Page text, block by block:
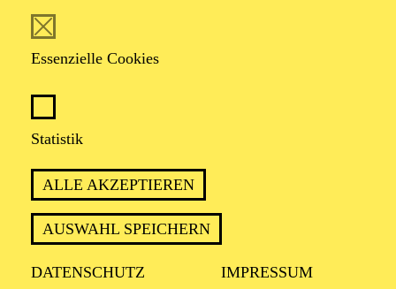
Essenzielle Cookies
Statistik
ALLE AKZEPTIEREN
AUSWAHL SPEICHERN
DATENSCHUTZ IMPRESSUM
EINE GESCHICHTE ÜBER HOFFNUNG
ZUR ÜBERBORDENDEN MUSIK VON
ERICH WOLFGANG KORNGOLD
PREMIERE